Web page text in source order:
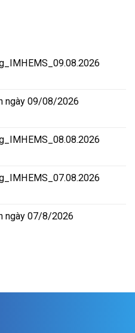
ngày 09/08/2026
ngày 07/8/2026